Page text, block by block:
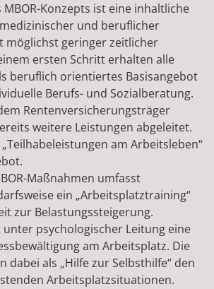
Konzepts ist eine inhaltliche
und beruflicher
möglichst geringer zeitlicher
ersten Schritt erhalten alle
beruflich orientiertes Basisangebot
Berufs- und Sozialberatung.
Rentenversicherungsträger
weitere Leistungen abgeleitet.
am Arbeitsleben“
Maßnahmen umfasst
ein „Arbeitsplatztraining“
zur Belastungssteigerung.
psychologischer Leitung eine
am Arbeitsplatz. Die
dabei als „Hilfe zur Selbsthilfe“ den
Arbeitsplatzsituationen.